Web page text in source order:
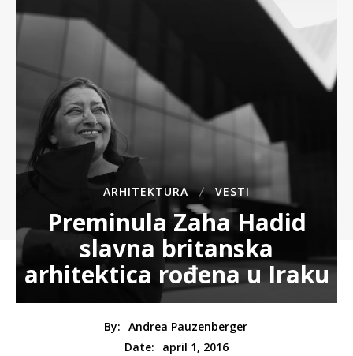
ARHITEKTURA VESTI
Preminula Zaha Hadid
slavna britanska
arhitektica rođena u Iraku
By: Andrea Pauzenberger
Date:
april 1, 2016